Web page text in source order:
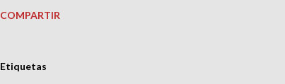
COMPARTIR
Etiquetas